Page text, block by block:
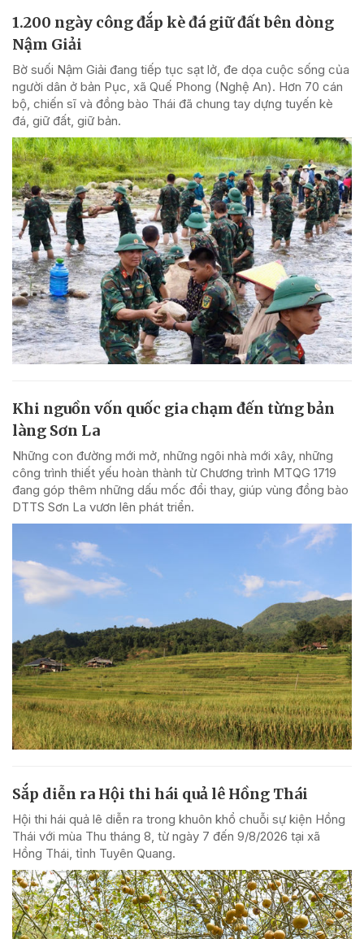
1.200 ngày công đắp kè đá giữ đất bên dòng
Nậm Giải
Bờ suối Nậm Giải đang tiếp tục sạt lở, đe dọa cuộc sống của
người dân ở bản Pục, xã Quế Phong (Nghệ An). Hơn 70 cán
bộ, chiến sĩ và đồng bào Thái đã chung tay dựng tuyến kè
đá, giữ đất, giữ bản.
Khi nguồn vốn quốc gia chạm đến từng bản
làng Sơn La
Những con đường mới mở, những ngôi nhà mới xây, những
công trình thiết yếu hoàn thành từ Chương trình MTQG 1719
đang góp thêm những dấu mốc đổi thay, giúp vùng đồng bào
DTTS Sơn La vươn lên phát triển.
Sắp diễn ra Hội thi hái quả lê Hồng Thái
Hội thi hái quả lê diễn ra trong khuôn khổ chuỗi sự kiện Hồng
Thái với mùa Thu tháng 8, từ ngày 7 đến 9/8/2026 tại xã
Hồng Thái, tỉnh Tuyên Quang.